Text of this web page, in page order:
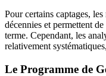
Pour certains captages,
décennies et permettent
terme. Cependant, les
relativement
Le Programme de